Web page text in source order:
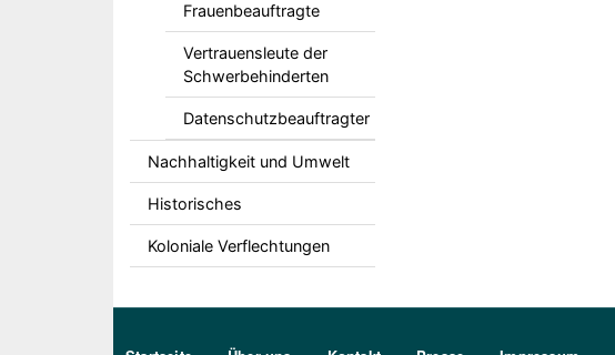
Frauenbeauftragte
Vertrauensleute der
Schwerbehinderten
Datenschutzbeauftragter
Nachhaltigkeit und Umwelt
Historisches
Koloniale Verflechtungen